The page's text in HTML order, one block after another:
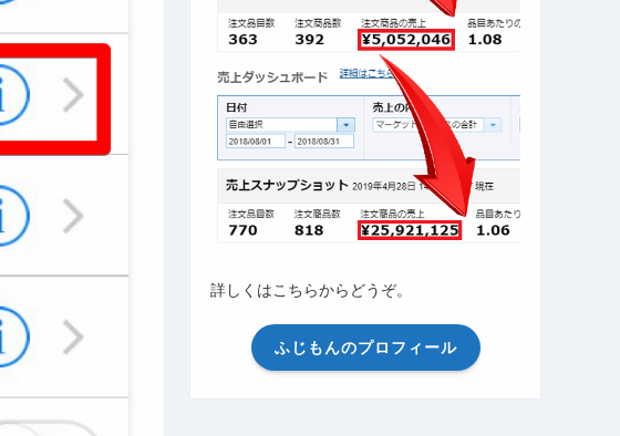
詳しくはこちらからどうぞ。
ふじもんのプロフィール